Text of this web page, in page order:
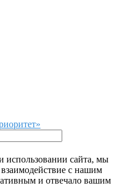
использовании сайта, мы
с нашим
и отвечало вашим